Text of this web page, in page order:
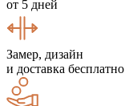
от 5 дней
Замер, дизайн
и доставка бесплатно